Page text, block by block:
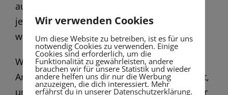
auf höchste Standards geachtet und uns um
jedes Detail gekümmert. Wir wissen, wie
wichtig ein schöner erster Eindruck ist!
Wenn auch Sie Ihrer Fassade einen frischen
Anstrich verleihen möchten, zögern Sie nicht,
uns zu kontaktieren! Gemeinsam bringen wir
Wir verwenden Cookies
Um diese Website zu betreiben, ist es für uns
notwendig Cookies zu verwenden. Einige
Cookies sind erforderlich, um die
Funktionalität zu gewährleisten, andere
brauchen wir für unsere Statistik und wieder
andere helfen uns dir nur die Werbung
anzuzeigen, die dich interessiert. Mehr
erfährst du in unserer Datenschutzerklärung.